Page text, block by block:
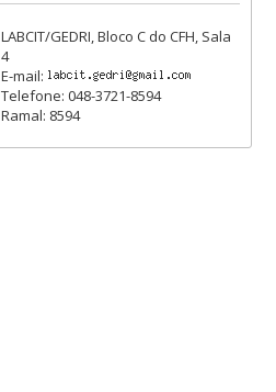
LABCIT/GEDRI, Bloco C do CFH, Sala
4
E-mail:
Telefone: 048-3721-8594
Ramal: 8594